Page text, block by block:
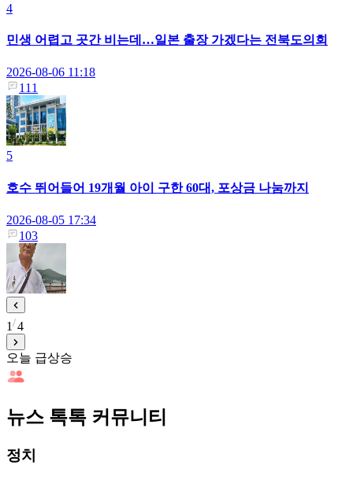
4
민생 어렵고 곳간 비는데…일본 출장 가겠다는 전북도의회
2026-08-06 11:18
111
5
호수 뛰어들어 19개월 아이 구한 60대, 포상금 나눔까지
2026-08-05 17:34
103
1 4
오늘 급상승
뉴스 톡톡 커뮤니티
정치